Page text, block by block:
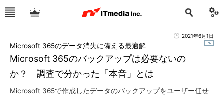
2021年6月1日
Microsoft 365のバックアップは必要ないの
か？ 調査で分かった「本音」とは
Microsoft 365のデータ消失に備える最適解
Microsoft 365で作成したデータのバックアップをユーザー任せ